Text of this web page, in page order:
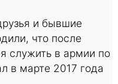
и бывшие
что после
служить в армии по
в марте 2017 года